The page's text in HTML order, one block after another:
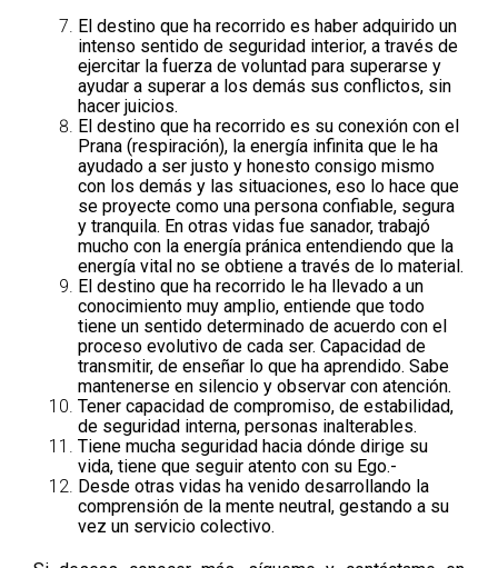
El destino que ha recorrido es haber adquirido un
intenso sentido de seguridad interior, a través de
ejercitar la fuerza de voluntad para superarse y
ayudar a superar a los demás sus conflictos, sin
hacer juicios.
El destino que ha recorrido es su conexión con el
Prana (respiración), la energía infinita que le ha
ayudado a ser justo y honesto consigo mismo
con los demás y las situaciones, eso lo hace que
se proyecte como una persona confiable, segura
y tranquila. En otras vidas fue sanador, trabajó
mucho con la energía pránica entendiendo que la
energía vital no se obtiene a través de lo material.
El destino que ha recorrido le ha llevado a un
conocimiento muy amplio, entiende que todo
tiene un sentido determinado de acuerdo con el
proceso evolutivo de cada ser. Capacidad de
transmitir, de enseñar lo que ha aprendido. Sabe
mantenerse en silencio y observar con atención.
Tener capacidad de compromiso, de estabilidad,
de seguridad interna, personas inalterables.
Tiene mucha seguridad hacia dónde dirige su
vida, tiene que seguir atento con su Ego.-
Desde otras vidas ha venido desarrollando la
comprensión de la mente neutral, gestando a su
vez un servicio colectivo.